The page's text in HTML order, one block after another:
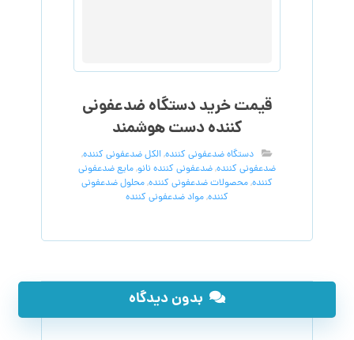
قیمت خرید دستگاه ضدعفونی
کننده دست هوشمند
دستگاه ضدعفونی کننده,الکل ضدعفونی کننده,
ضدعفونی کننده,ضدعفونی کننده نانو,مایع ضدعفونی
کننده,محصولات ضدعفونی کننده,محلول ضدعفونی
کننده,مواد ضدعفونی کننده
بدون دیدگاه